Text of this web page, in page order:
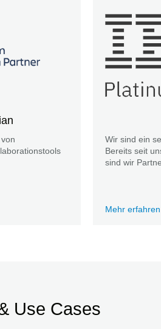
Wir sind ein
Bereits seit
sind wir
Mehr erfahren
Use Cases